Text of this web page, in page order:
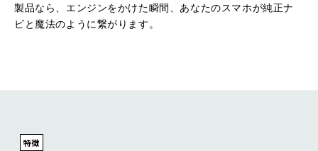
製品なら、エンジンをかけた瞬間、あなたのスマホが純正ナ
ビと魔法のように繋がります。
特徴